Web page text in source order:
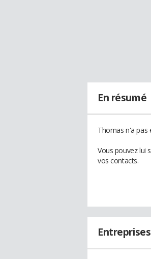
En résumé
Thomas n'a pas
Vous pouvez lui
vos contacts.
Entreprises